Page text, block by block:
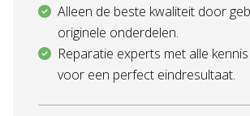
Alleen de beste kwaliteit door
originele onderdelen.
Reparatie experts met alle
voor een perfect eindresultaat.